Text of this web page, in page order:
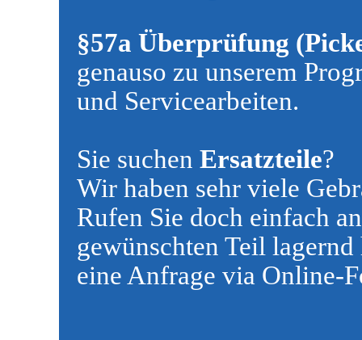
§57a Überprüfung
genauso zu unserem
und Servicearbeiten.
Sie suchen Ersatzteile?
Wir haben sehr viele
Rufen Sie doch einfach
gewünschten Teil
eine Anfrage via Online-